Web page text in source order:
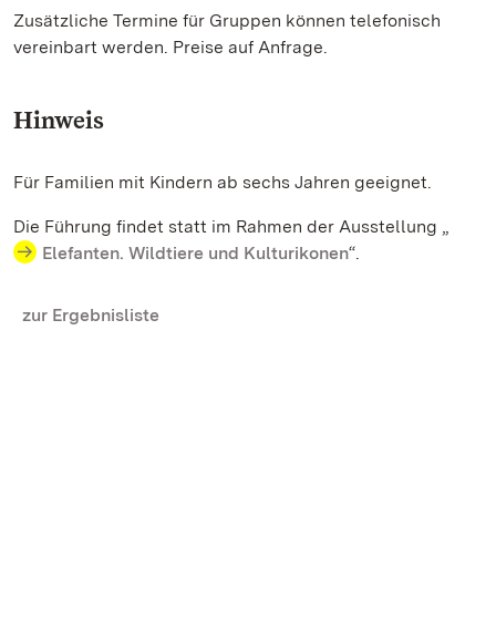
Zusätzliche Termine für Gruppen können telefonisch
vereinbart werden. Preise auf Anfrage.
Hinweis
Für Familien mit Kindern ab sechs Jahren geeignet.
Die Führung findet statt im Rahmen der Ausstellung „
Elefanten. Wildtiere und Kulturikonen“.
zur Ergebnisliste